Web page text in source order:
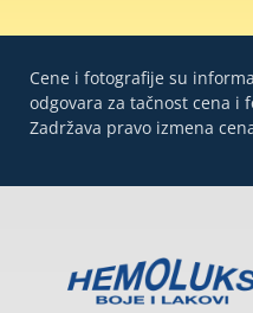
Cene i fotografije su
odgovara za tačnost cena i
Zadržava pravo izmena